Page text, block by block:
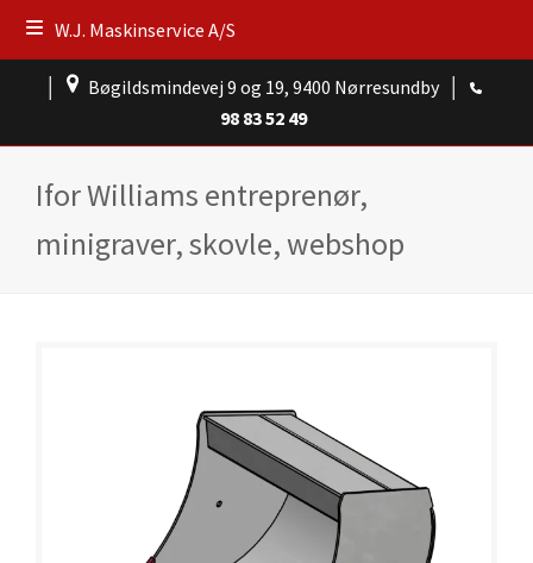
W.J. Maskinservice A/S
Bøgildsmindevej 9 og 19, 9400 Nørresundby
98 83 52 49
Ifor Williams entreprenør,
minigraver, skovle, webshop